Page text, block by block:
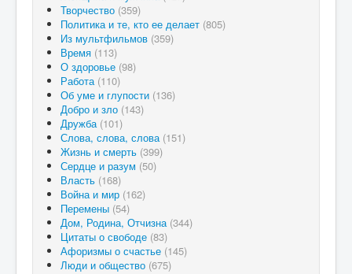
Творчество (359)
Политика и те, кто ее делает (805)
Из мультфильмов (359)
Время (113)
О здоровье (98)
Работа (110)
Об уме и глупости (136)
Добро и зло (143)
Дружба (101)
Слова, слова, слова (151)
Жизнь и смерть (399)
Сердце и разум (50)
Власть (168)
Война и мир (162)
Перемены (54)
Дом, Родина, Отчизна (344)
Цитаты о свободе (83)
Афоризмы о счастье (145)
Люди и общество (675)